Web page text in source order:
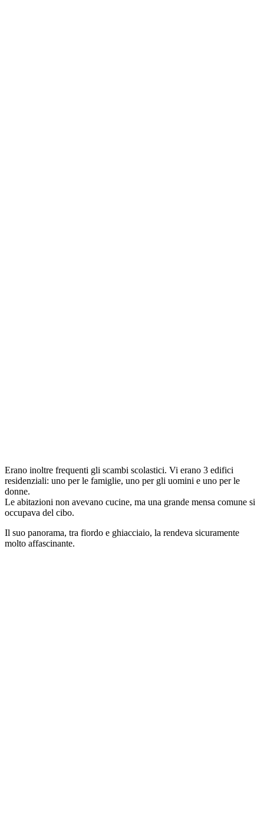
Erano inoltre frequenti gli scambi scolastici. Vi erano 3 edifici
residenziali: uno per le famiglie, uno per gli uomini e uno per le
donne.
Le abitazioni non avevano cucine, ma una grande mensa comune si
occupava del cibo.
Il suo panorama, tra fiordo e ghiacciaio, la rendeva sicuramente
molto affascinante.